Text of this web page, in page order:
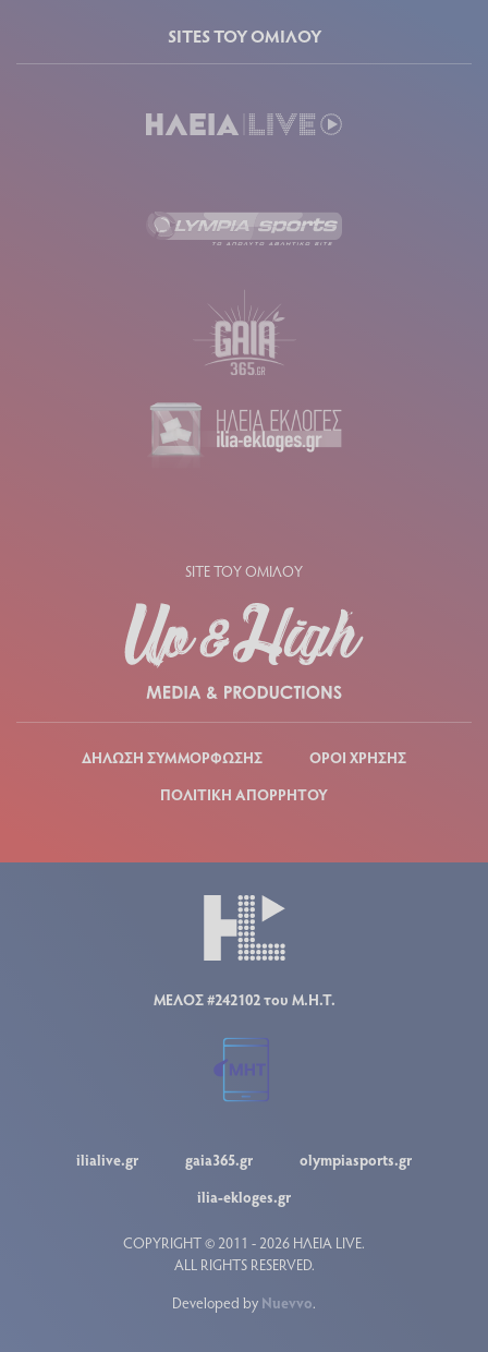
SITES ΤΟΥ ΟΜΙΛΟΥ
SITE ΤΟΥ ΟΜΙΛΟΥ
ΔΗΛΩΣΗ ΣΥΜΜΟΡΦΩΣΗΣ
ΟΡΟΙ ΧΡΗΣΗΣ
ΠΟΛΙΤΙΚΗ ΑΠΟΡΡΗΤΟΥ
ΜΕΛΟΣ #242102 του Μ.Η.Τ.
ilialive.gr gaia365.gr
olympiasports.gr
ilia-ekloges.gr
COPYRIGHT © 2011 - 2026 ΗΛΕΙΑ LIVE.
ALL RIGHTS RESERVED.
Developed by Nuevvo.